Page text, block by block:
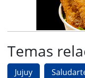
Temas
Jujuy